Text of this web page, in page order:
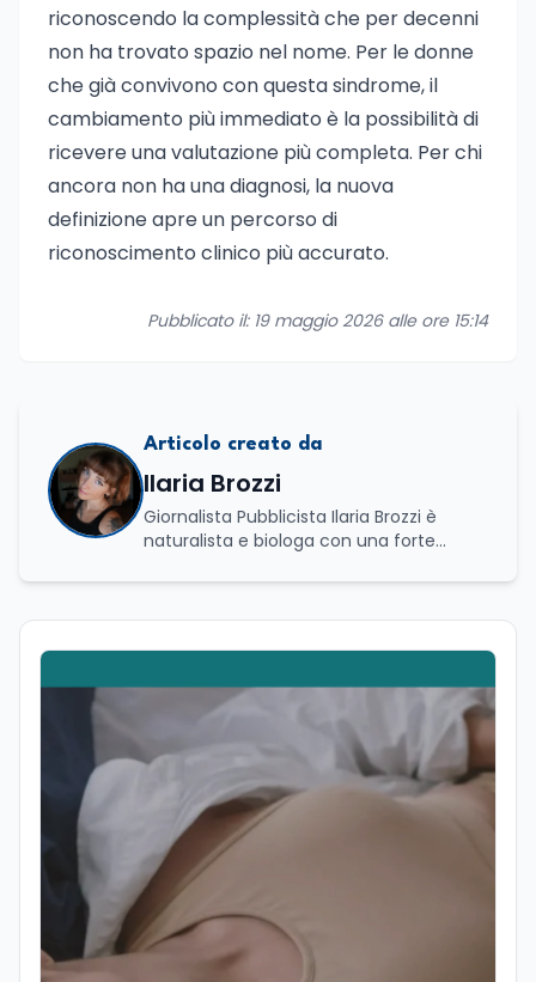
riconoscendo la complessità che per decenni
non ha trovato spazio nel nome. Per le donne
che già convivono con questa sindrome, il
cambiamento più immediato è la possibilità di
ricevere una valutazione più completa. Per chi
ancora non ha una diagnosi, la nuova
definizione apre un percorso di
riconoscimento clinico più accurato.
Pubblicato il: 19 maggio 2026 alle ore 15:14
Articolo creato da
Ilaria Brozzi
Giornalista Pubblicista Ilaria Brozzi è
naturalista e biologa con una forte
Laureata in Scienze Naturali e in
dei processi biologici e degli equilibri che
regolano i sistemi naturali, sia a livello
macroscopico sia molecolare. Ha svolto
attività di ricerca presso il CNR–IBPM
(Istituto di Biologia e Patologia
Molecolari) della Sapienza Università di
Roma, occupandosi in particolare di
biologia vegetale. Nel corso della sua
esperienza professionale ha inoltre
avuto modo di confrontarsi con diverse
realtà lavorative che, pur non sempre
direttamente collegate al suo ambito di